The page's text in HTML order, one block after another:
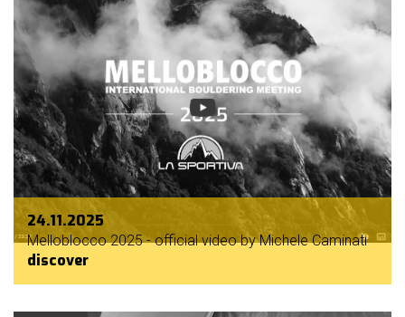
24.11.2025
Melloblocco 2025 - official video by Michele Caminati
discover